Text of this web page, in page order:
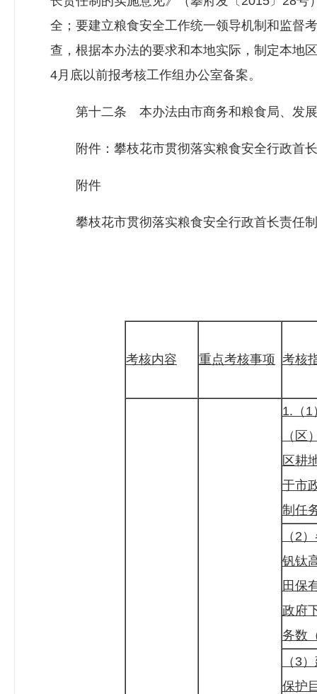
全；要建立粮食安全工作统一领导机制和监督
查，根据本办法的要求和本地实际，制定本地
4月底以前报考核工作组办公室备案。
第十二条 本办法由市商务和粮食局、发展
附件：攀枝花市贯彻落实粮食安全行政首
附件
攀枝花市贯彻落实粮食安全行政首长责任
考核内容 重点考核事项 考核
1.（1
（区
区耕
于市
制任
（2
钒钛
田保
政府
务数
（3
保护